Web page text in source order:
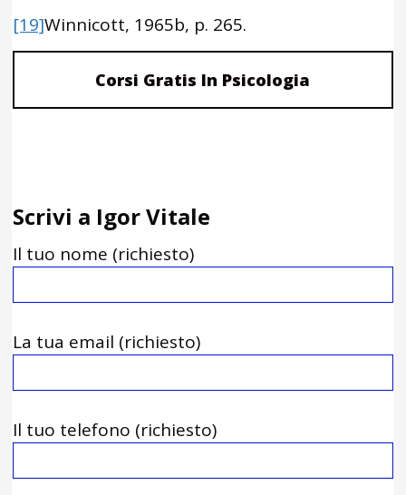
[19]Winnicott, 1965b, p. 265.
Corsi Gratis In Psicologia
Scrivi a Igor Vitale
Il tuo nome (richiesto)
La tua email (richiesto)
Il tuo telefono (richiesto)